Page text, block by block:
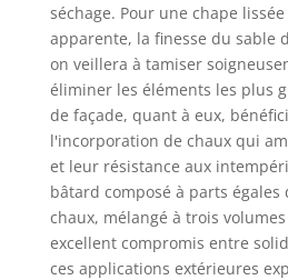
séchage. Pour une chape
apparente, la finesse du sable
on veillera à tamiser
éliminer les éléments les plus
de façade, quant à eux,
l'incorporation de chaux qui
et leur résistance aux
bâtard composé à parts égales
chaux, mélangé à trois
excellent compromis entre
ces applications extérieures